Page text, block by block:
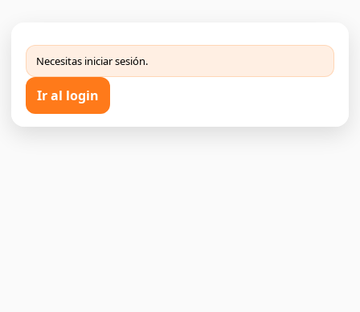
Necesitas iniciar sesión.
Ir al login